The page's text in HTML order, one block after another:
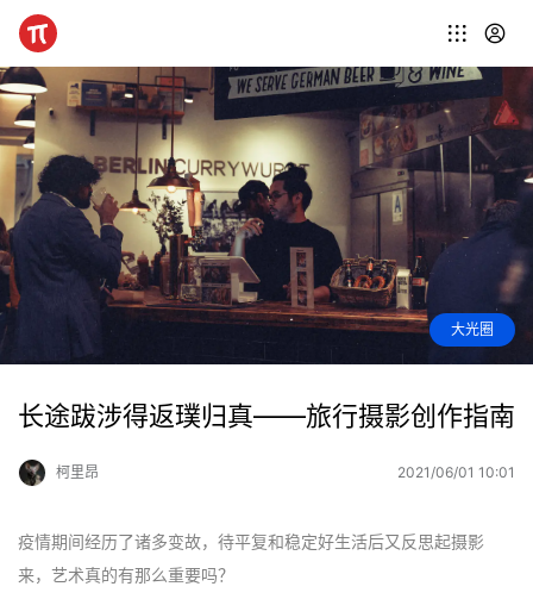
大光圈
长途跋涉得返璞归真——旅行摄影创作指南
柯里昂 2021/06/01 10:01
疫情期间经历了诸多变故，待平复和稳定好生活后又反思起摄影
来，艺术真的有那么重要吗？